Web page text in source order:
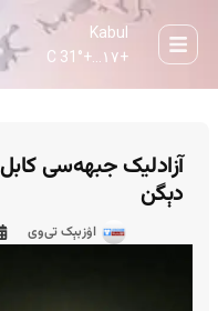
Kabul
+۱۷... +
31° C
آزادلیک جبهه‌سی
دېگن
اۉزبېک تی‌وی